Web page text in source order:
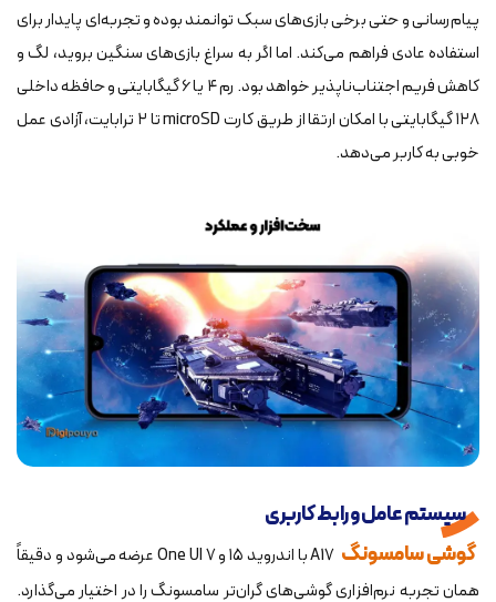
پیام‌رسانی و حتی برخی بازی‌های سبک توانمند بوده و تجربه‌ای پایدار برای
استفاده عادی فراهم می‌کند. اما اگر به سراغ بازی‌های سنگین بروید، لگ و
کاهش فریم اجتناب‌ناپذیر خواهد بود. رم ۴ یا ۶ گیگابایتی و حافظه داخلی
۱۲۸ گیگابایتی با امکان ارتقا از طریق کارت microSD تا ۲ ترابایت، آزادی عمل
خوبی به کاربر می‌دهد.
سیستم‌ عامل و رابط کاربری
گوشی سامسونگ
A17 با اندروید ۱۵ و One UI 7 عرضه می‌شود و دقیقاً
همان تجربه نرم‌افزاری گوشی‌های گران‌تر سامسونگ را در اختیار می‌گذارد.